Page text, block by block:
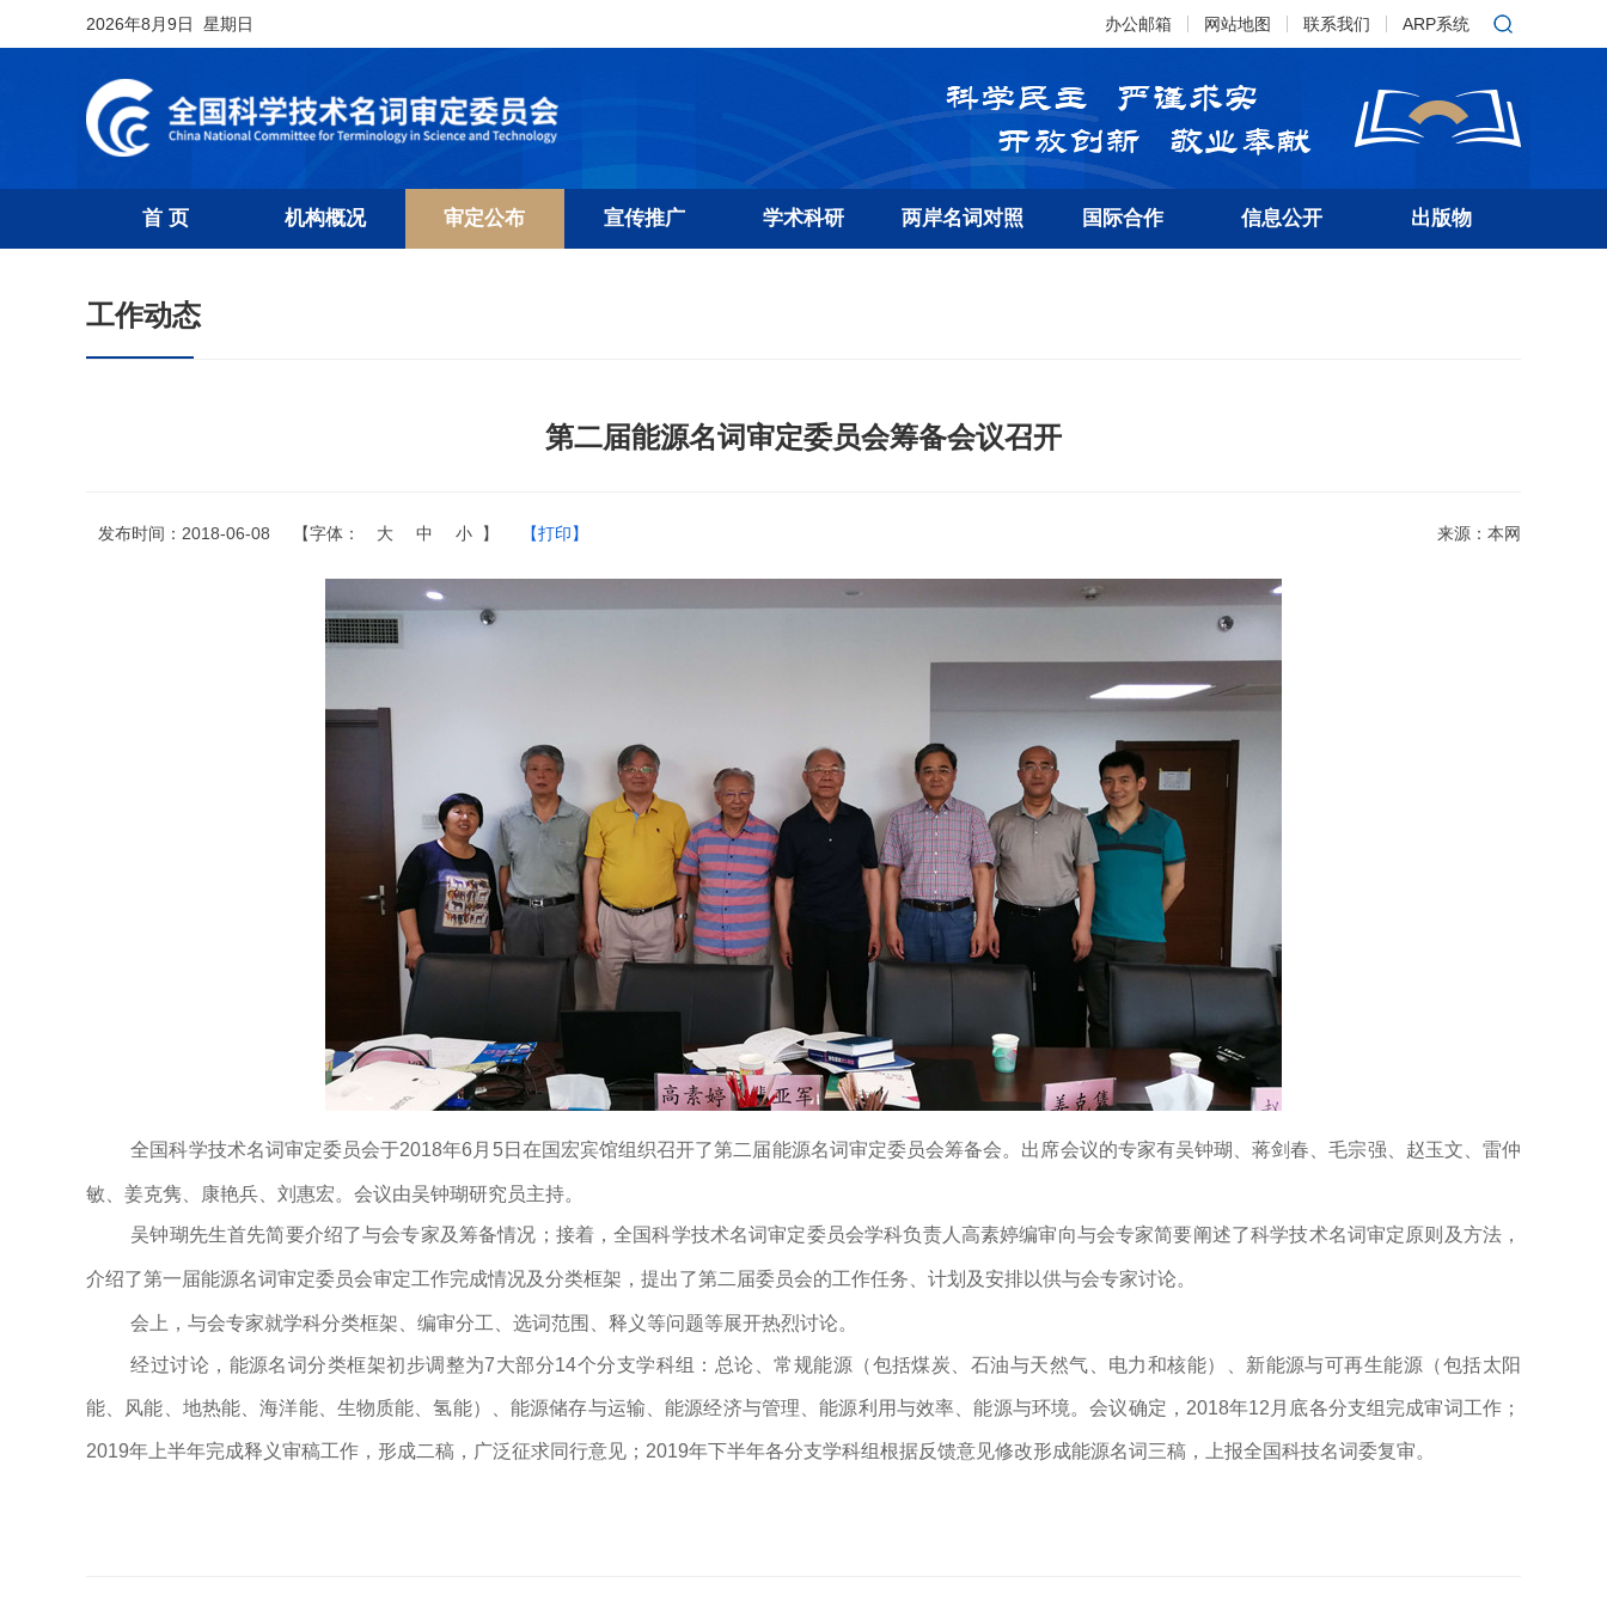
2026年8月9日 星期日 办公邮箱 网站地图 联系我们 ARP系统
首 页 机构概况 审定公布 宣传推广 学术科研 两岸名词对照 国际合作 信息公开 出版物
工作动态
第二届能源名词审定委员会筹备会议召开
发布时间：2018-06-08 【字体： 大 中 小 】 【打印】 来源：本网
全国科学技术名词审定委员会于2018年6 月 5日在国宏宾馆组织召开了第二届能源名词审定委员会筹备会。出席会议的专家有吴钟瑚、蒋剑春、毛宗强、赵玉文、雷仲
敏、姜克隽、康艳兵、刘惠宏。会议由吴钟瑚研究员主持。
吴钟瑚先生首先简要介绍了与会专家及筹备情况；接着，全国科学技术名词审定委员会学科负责人高素婷编审向与会专家简要阐述了科学技术名词审定原则及方法，
介绍了第一届能源名词审定委员会审定工作完成情况及分类框架，提出了第二届委员会的工作任务、计划及安排以供与会专家讨论。
会上，与会专家就学科分类框架、编审分工、选词范围、释义等问题等展开热烈讨论。
经过讨论，能源名词分类框架初步调整为7大部分14个分支学科组：总论、常规能源（包括煤炭、石油与天然气、电力和核能）、新能源与可再生能源（包括太阳
能、风能、地热能、海洋能、生物质能、氢能）、能源储存与运输、能源经济与管理、能源利用与效率、能源与环境。会议确定， 2018年12 月底各分支组完成审词工作；
2019年上半年完成释义审稿工作，形成二稿，广泛征求同行意见； 2019年下半年各分支学科组根据反馈意见修改形成能源名词三稿，上报全国科技名词委复审。